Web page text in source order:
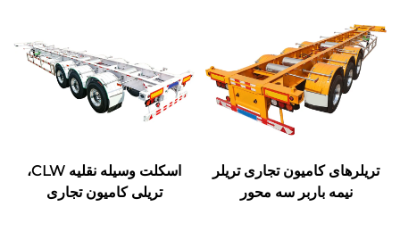
تریلرهای کامیون تجاری تریلر
نیمه باربر سه محور
اسکلت وسیله نقلیه CLW،
تریلی کامیون تجاری